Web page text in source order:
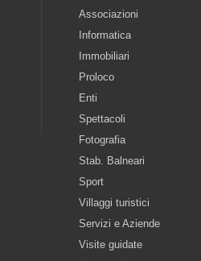
Associazioni
Informatica
Immobiliari
Proloco
Enti
Spettacoli
Fotografia
Stab. Balneari
Sport
Villaggi turistici
Servizi e Aziende
Visite guidate